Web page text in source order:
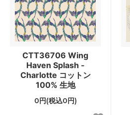
CTT36706 Wing
Haven Splash -
Charlotte コットン
100% 生地
0円(税込0円)